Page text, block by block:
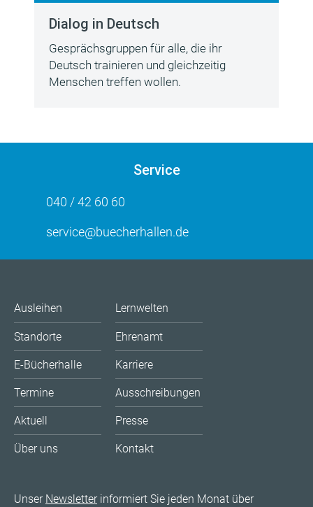
Dialog in Deutsch
Gesprächsgruppen für alle, die ihr
Deutsch trainieren und gleichzeitig
Menschen treffen wollen.
Service
040 / 42 60 60
service@buecherhallen.de
Ausleihen
Standorte
E-Bücherhalle
Termine
Aktuell
Über uns
Lernwelten
Ehrenamt
Karriere
Ausschreibungen
Presse
Kontakt
Unser Newsletterinformiert Sie jeden Monat über